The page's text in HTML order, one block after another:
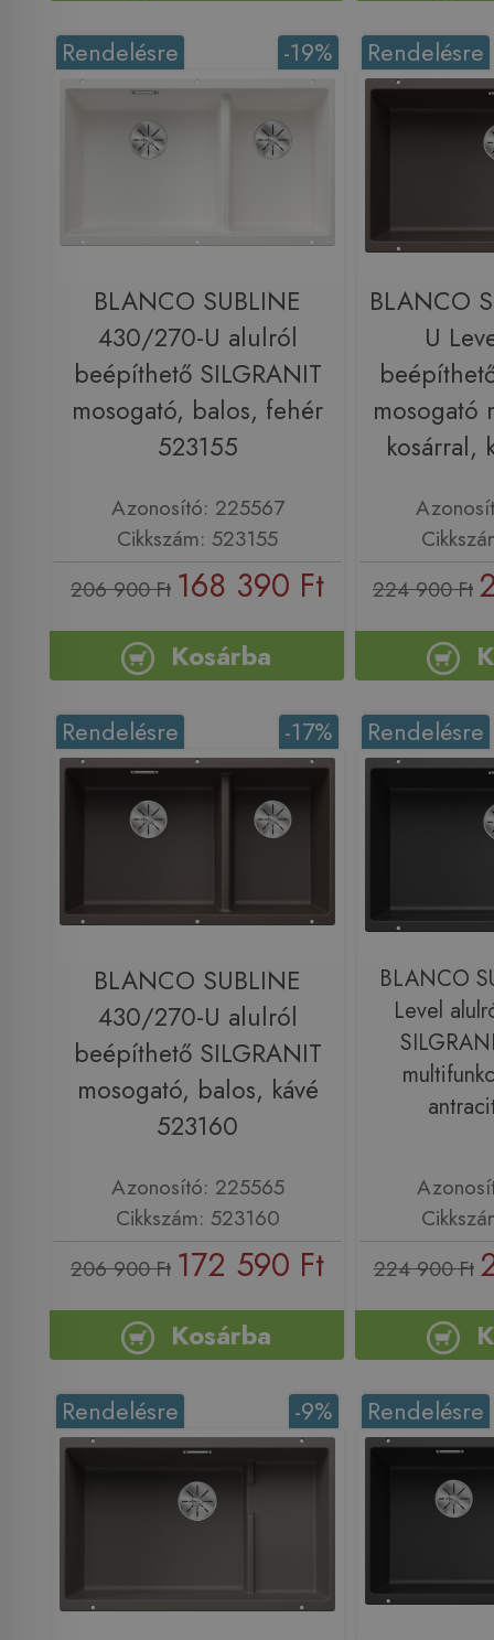
-19%
Rendelésre
BLANCO SUBLINE
430/270-U alulról
beépíthető SILGRANIT
mosogató, balos, fehér
523155
Azonosító: 225567
Cikkszám: 523155
206 900 Ft 168 390 Ft
Kosárba
Rendelésre
BLANCO
U
mosogató
kosárral,
224 900 Ft
-17%
Rendelésre
BLANCO SUBLINE
430/270-U alulról
beépíthető SILGRANIT
mosogató, balos, kávé
523160
Azonosító: 225565
Cikkszám: 523160
206 900 Ft 172 590 Ft
Kosárba
Rendelésre
BLANCO
Level
224 900 Ft
-9%
Rendelésre Rendelésre